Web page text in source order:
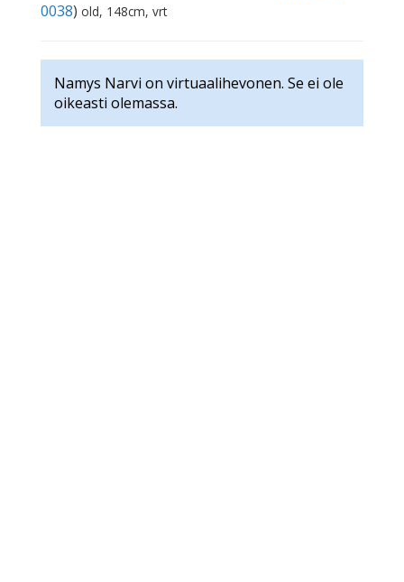
0038) old, 148cm, vrt
Namys Narvi on virtuaalihevonen. Se ei ole
oikeasti olemassa.